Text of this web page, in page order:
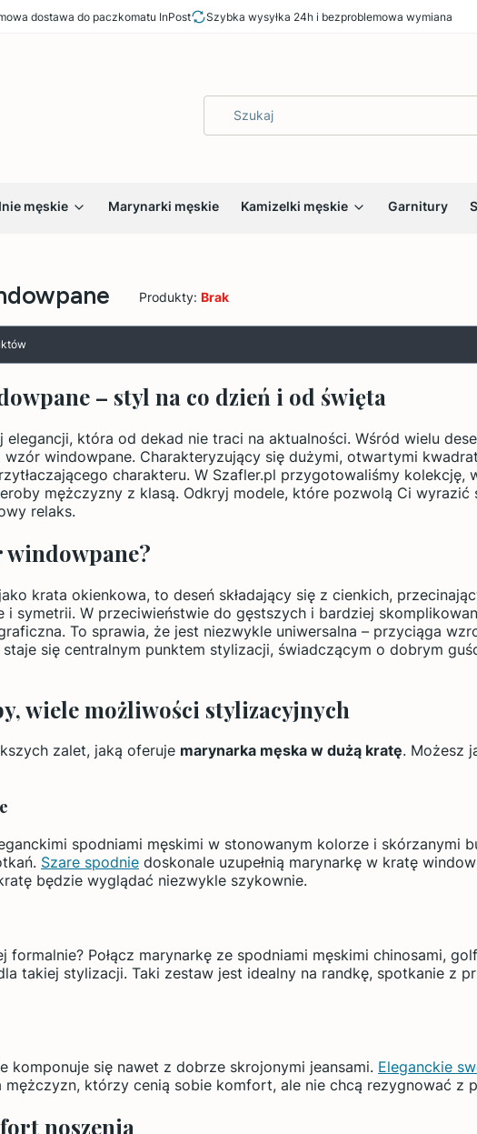
dostawa do paczkomatu InPost Szybka wysyłka 24h i bezproblemowa wymiana
męskie Marynarki męskie Kamizelki męskie Garnitury
Produkty: Brak
– styl na co dzień i od święta
która od dekad nie traci na aktualności. Wśród wielu
windowpane. Charakteryzujący się dużymi, otwartymi
charakteru. W Szafler.pl przygotowaliśmy kolekcję,
mężczyzny z klasą. Odkryj modele, które pozwolą Ci
relaks.
windowpane?
krata okienkowa, to deseń składający się z cienkich,
symetrii. W przeciwieństwie do gęstszych i bardziej
To sprawia, że jest niezwykle uniwersalna – przyciąga
się centralnym punktem stylizacji, świadczącym o dobrym
wiele możliwości stylizacyjnych
zalet, jaką oferuje marynarka męska w dużą kratę. Możesz
spodniami męskimi w stonowanym kolorze i skórzanymi
Szare spodnie doskonale uzupełnią marynarkę w kratę
będzie wyglądać niezwykle szykownie.
Połącz marynarkę ze spodniami męskimi chinosami,
takiej stylizacji. Taki zestaw jest idealny na randkę, spotkanie z
komponuje się nawet z dobrze skrojonymi jeansami. Eleganckie
mężczyzn, którzy cenią sobie komfort, ale nie chcą rezygnować z
noszenia